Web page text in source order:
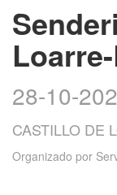
28-10-
CASTILLO DE
Organizado por